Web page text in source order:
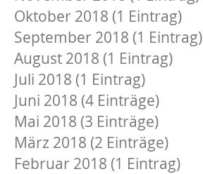
Oktober 2018 (1 Eintrag)
September 2018 (1 Eintrag)
August 2018 (1 Eintrag)
Juli 2018 (1 Eintrag)
Juni 2018 (4 Einträge)
Mai 2018 (3 Einträge)
März 2018 (2 Einträge)
Februar 2018 (1 Eintrag)